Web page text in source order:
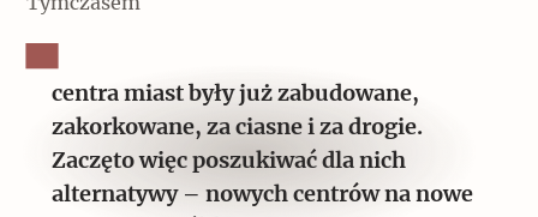
Tymczasem
centra miast były już zabudowane,
zakorkowane, za ciasne i za drogie.
Zaczęto więc poszukiwać dla nich
alternatywy – nowych centrów na nowe